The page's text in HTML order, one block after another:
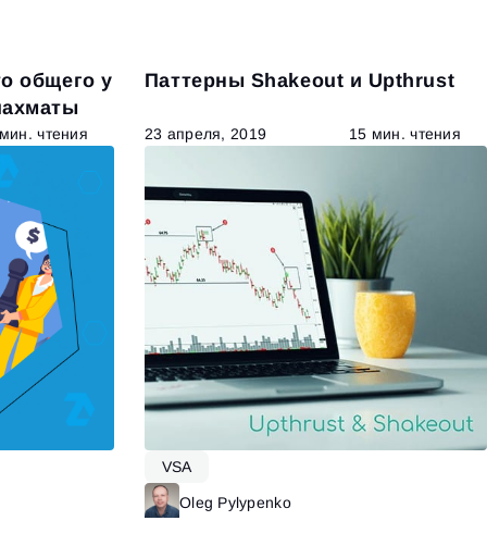
общего у
чтения
Паттерны Shakeout и Upthrust
23 апреля, 2019 15 мин. чтения
VSA
Oleg Pylypenko